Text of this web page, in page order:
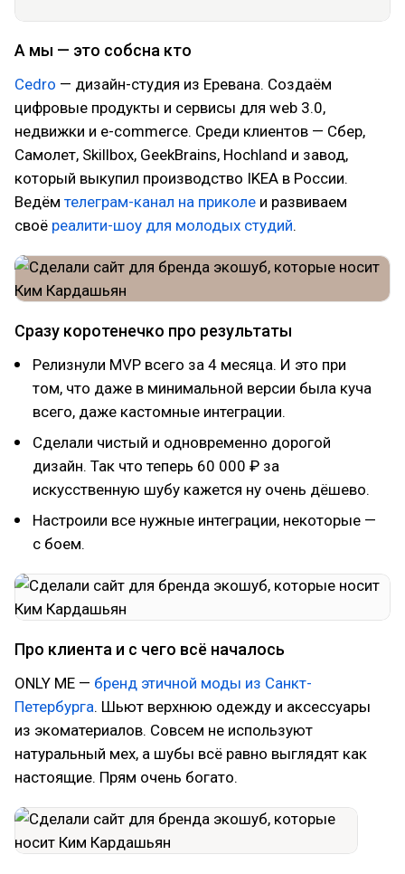
А мы — это собсна кто
Cedro — дизайн-студия из Еревана. Создаём
цифровые продукты и сервисы для web 3.0,
недвижки и e-commerce. Среди клиентов — Сбер,
Самолет, Skillbox, GeekBrains, Hochland и завод,
который выкупил производство IKEA в России.
Ведём телеграм-канал на приколе и развиваем
своё реалити-шоу для молодых студий.
Сразу коротенечко про результаты
Релизнули MVP всего за 4 месяца. И это при
том, что даже в минимальной версии была куча
всего, даже кастомные интеграции.
Сделали чистый и одновременно дорогой
дизайн. Так что теперь 60 000 ₽ за
искусственную шубу кажется ну очень дёшево.
Настроили все нужные интеграции, некоторые —
с боем.
Про клиента и с чего всё началось
ONLY ME — бренд этичной моды из Санкт-
Петербурга. Шьют верхнюю одежду и аксессуары
из экоматериалов. Совсем не используют
натуральный мех, а шубы всё равно выглядят как
настоящие. Прям очень богато.